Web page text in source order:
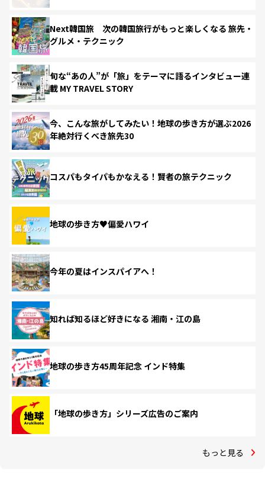
Next韓国旅 次の韓国旅行がもっと楽しくなる 旅先・
グルメ・テクニック
旬な“あの人”が「旅」をテーマに語るインタビュー連
載 MY TRAVEL STORY
今、こんな旅がしてみたい！地球の歩き方が選ぶ2026
年絶対行くべき旅先30
コスパもタイパもかなえる！賢者の旅テクニック
地球の歩き方♥偏愛ハワイ
今年の夏はインスパイアへ！
知れば知るほど好きになる 湘南・江の島
地球の歩き方45周年記念 インド特集
「地球の歩き方」シリーズ広告のご案内
もっと見る